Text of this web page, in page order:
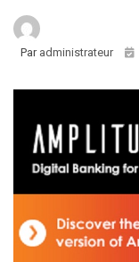
Par administrateur